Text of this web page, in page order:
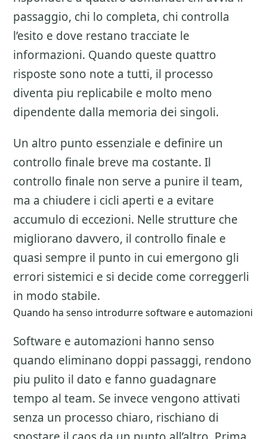
passaggio, chi lo completa, chi controlla
l’esito e dove restano tracciate le
informazioni. Quando queste quattro
risposte sono note a tutti, il processo
diventa piu replicabile e molto meno
dipendente dalla memoria dei singoli.
Un altro punto essenziale e definire un
controllo finale breve ma costante. Il
controllo finale non serve a punire il team,
ma a chiudere i cicli aperti e a evitare
accumulo di eccezioni. Nelle strutture che
migliorano davvero, il controllo finale e
quasi sempre il punto in cui emergono gli
errori sistemici e si decide come correggerli
in modo stabile.
Quando ha senso introdurre software e automazioni
Software e automazioni hanno senso
quando eliminano doppi passaggi, rendono
piu pulito il dato e fanno guadagnare
tempo al team. Se invece vengono attivati
senza un processo chiaro, rischiano di